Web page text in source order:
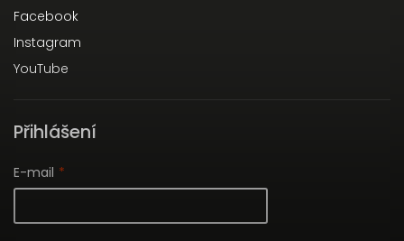
Facebook
Instagram
YouTube
Přihlášení
E-mail